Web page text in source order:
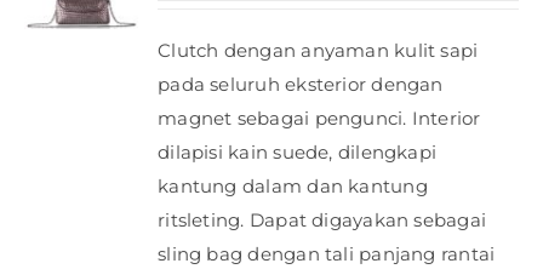
Clutch dengan anyaman kulit sapi
pada seluruh eksterior dengan
magnet sebagai pengunci. Interior
dilapisi kain suede, dilengkapi
kantung dalam dan kantung
ritsleting. Dapat digayakan sebagai
sling bag dengan tali panjang rantai